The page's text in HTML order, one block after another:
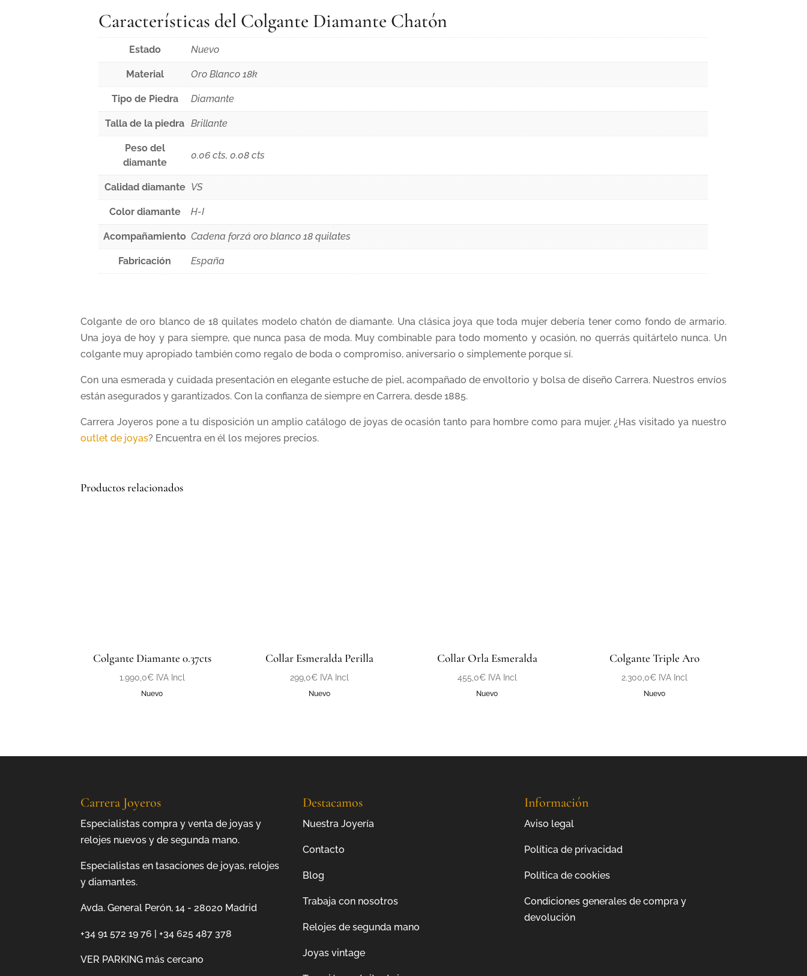
Características del Colgante Diamante Chatón
Estado Nuevo
Material Oro Blanco 18k
Tipo de Piedra Diamante
Talla de la piedra Brillante
Peso del
diamante
0.06 cts, 0.08 cts
Calidad diamante VS
Color diamante H-I
Acompañamiento Cadena forzá oro blanco 18 quilates
Fabricación España
Colgante de oro blanco de 18 quilates modelo chatón de diamante. Una clásica joya que toda mujer debería tener como fondo de armario.
Una joya de hoy y para siempre, que nunca pasa de moda. Muy combinable para todo momento y ocasión, no querrás quitártelo nunca. Un
colgante muy apropiado también como regalo de boda o compromiso, aniversario o simplemente porque sí.
Con una esmerada y cuidada presentación en elegante estuche de piel, acompañado de envoltorio y bolsa de diseño Carrera. Nuestros envíos
están asegurados y garantizados. Con la confianza de siempre en Carrera, desde 1885.
Carrera Joyeros pone a tu disposición un amplio catálogo de joyas de ocasión tanto para hombre como para mujer. ¿Has visitado ya nuestro
outlet de joyas? Encuentra en él los mejores precios.
Productos relacionados
Colgante Diamante 0.37cts
1.990,0€ IVA Incl
Nuevo
Collar Esmeralda Perilla
299,0€ IVA Incl
Nuevo
Collar Orla Esmeralda
455,0€ IVA Incl
Nuevo
Colgante Triple Aro
2.300,0€ IVA Incl
Nuevo
Carrera Joyeros
Especialistas compra y venta de joyas y
relojes nuevos y de segunda mano.
Especialistas en tasaciones de joyas, relojes
y diamantes.
Avda. General Perón, 14 - 28020 Madrid
+34 91 572 19 76 |+34 625 487 378
VER PARKING más cercano
Destacamos
Nuestra Joyería
Contacto
Blog
Trabaja con nosotros
Relojes de segunda mano
Joyas vintage
Información
Aviso legal
Política de privacidad
Política de cookies
Condiciones generales de compra y
devolución